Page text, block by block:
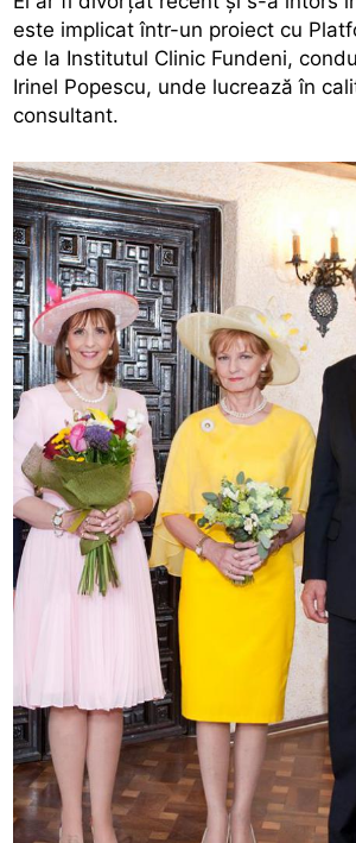
este implicat într-un proiect cu
de la Institutul Clinic Fundeni,
Irinel Popescu, unde lucrează în
consultant.